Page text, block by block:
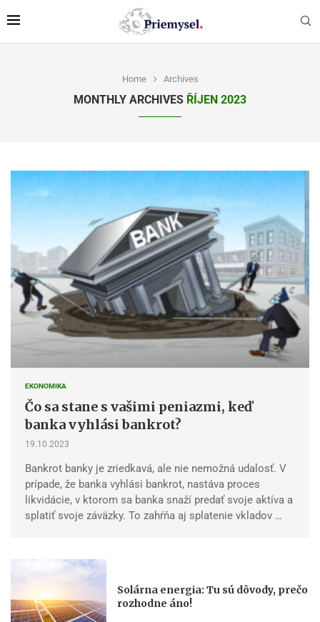
Home Archives
MONTHLY ARCHIVES ŘÍJEN 2023
EKONOMIKA
Čo sa stane s vašimi peniazmi, keď
banka vyhlási bankrot?
19.10.2023
Bankrot banky je zriedkavá, ale nie nemožná udalosť. V
prípade, že banka vyhlási bankrot, nastáva proces
likvidácie, v ktorom sa banka snaží predať svoje aktíva a
splatiť svoje záväzky. To zahŕňa aj splatenie vkladov …
Solárna energia: Tu sú dôvody, prečo
rozhodne áno!